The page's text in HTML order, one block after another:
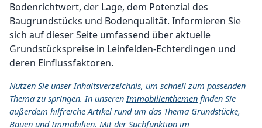
Bodenrichtwert, der Lage, dem Potenzial des
Baugrundstücks und Bodenqualität. Informieren Sie
sich auf dieser Seite umfassend über aktuelle
Grundstückspreise in Leinfelden-Echterdingen und
deren Einflussfaktoren.
Nutzen Sie unser Inhaltsverzeichnis, um schnell zum passenden
Thema zu springen. In unserenImmobilienthemen finden Sie
außerdem hilfreiche Artikel rund um das Thema Grundstücke,
Bauen und Immobilien. Mit der Suchfunktion im